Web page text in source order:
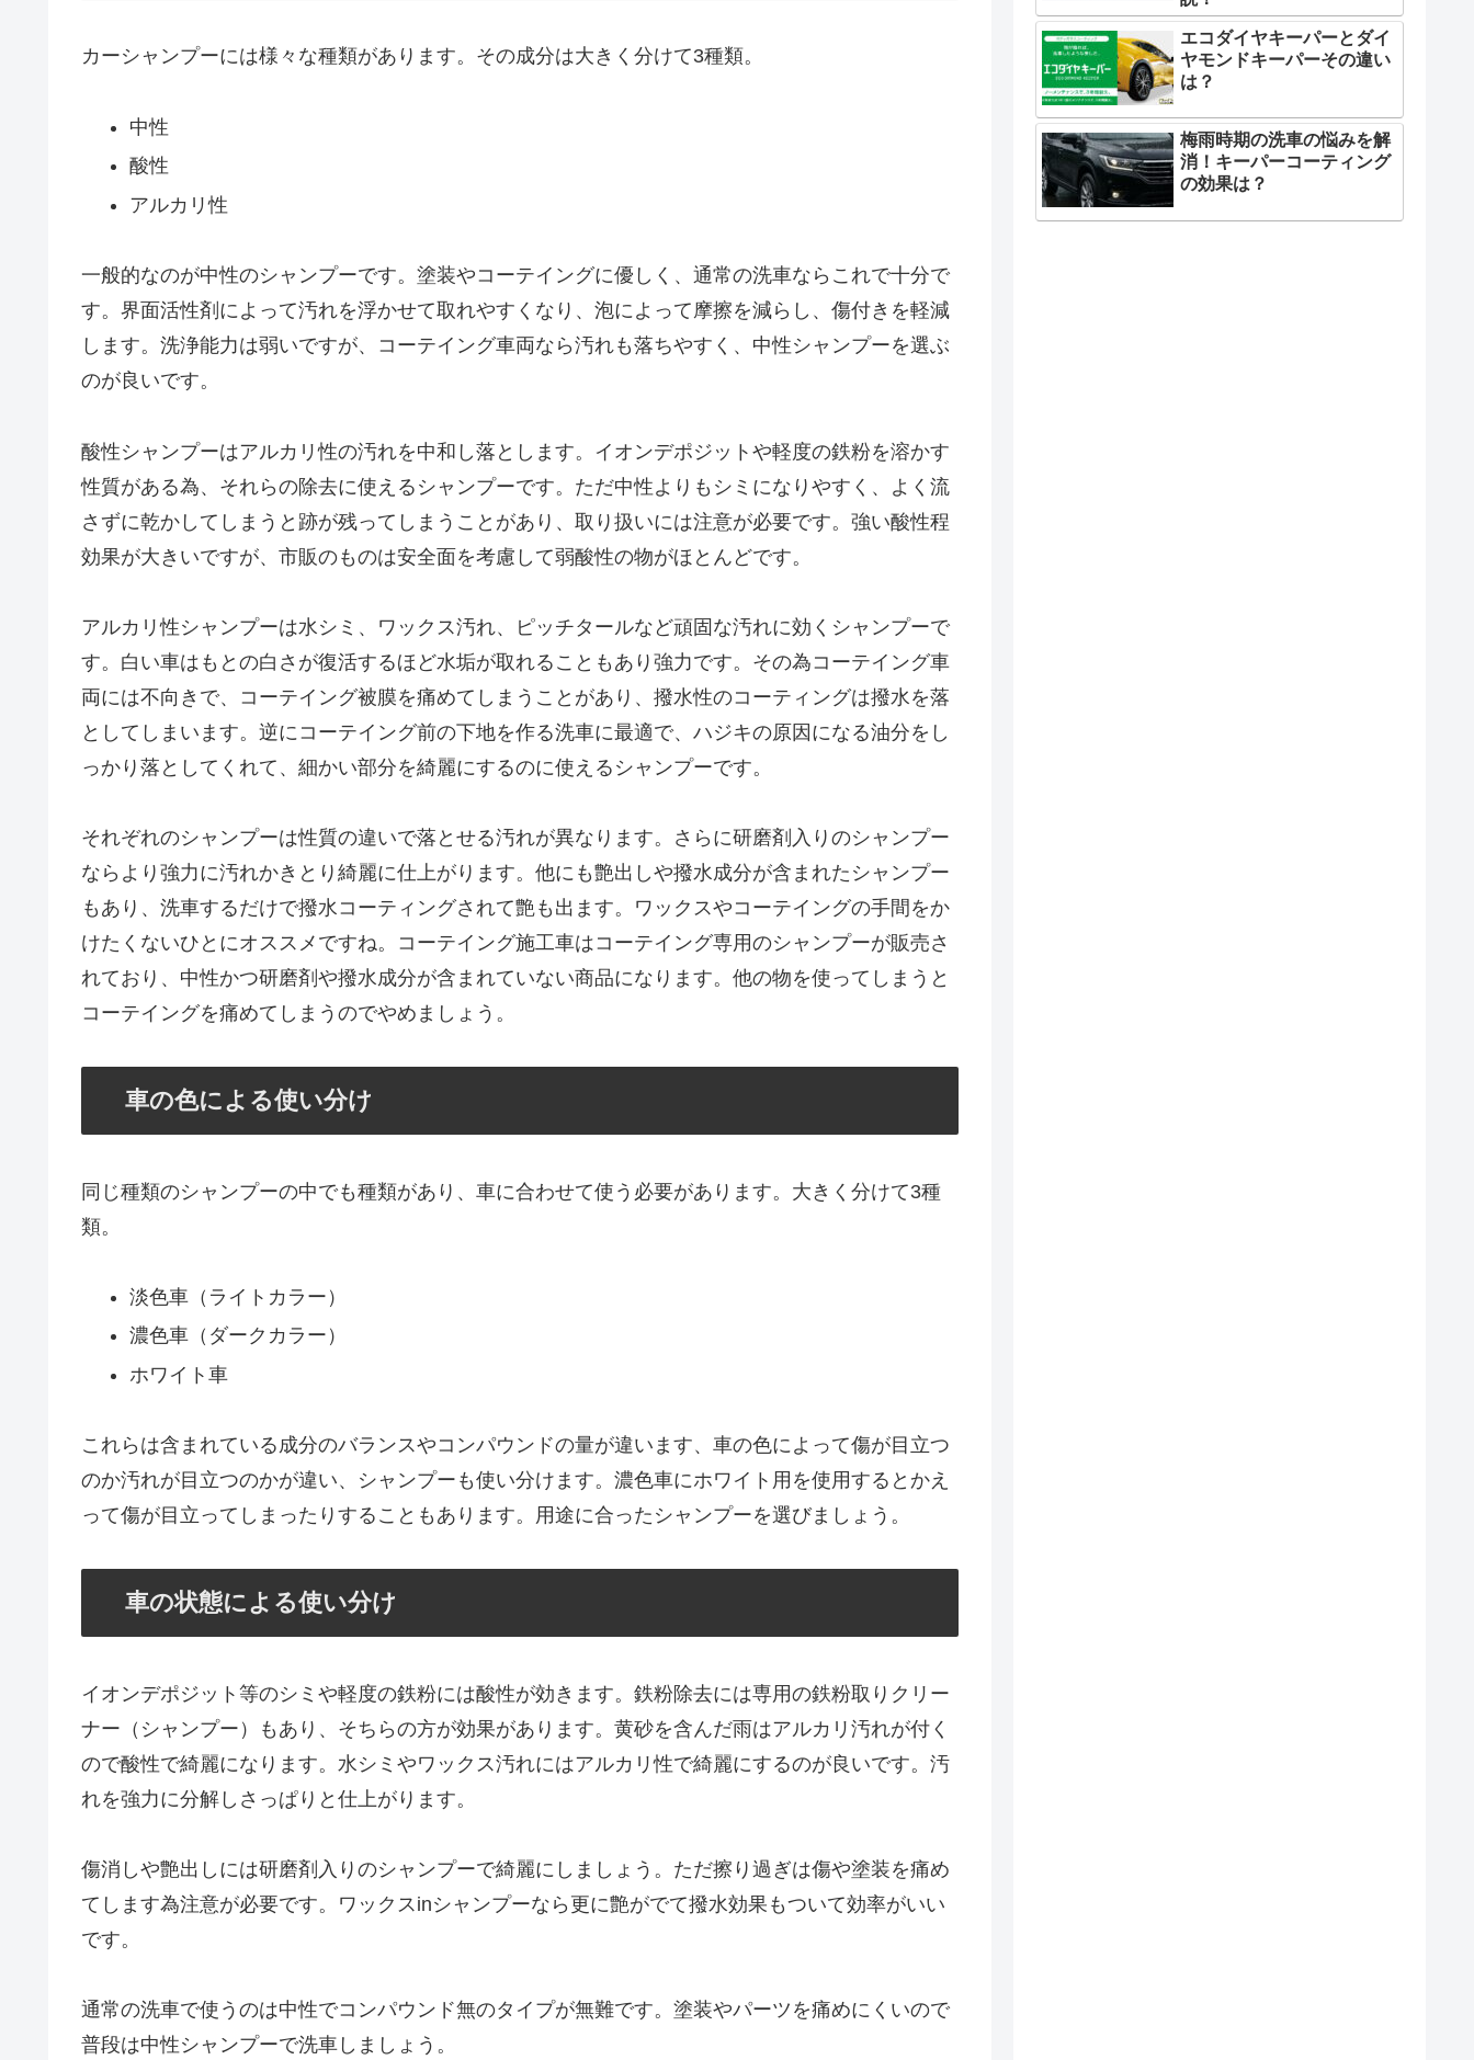
カーシャンプーには様々な種類があります。その成分は大きく分けて3種類。
中性
酸性
アルカリ性
一般的なのが中性のシャンプーです。塗装やコーテイングに優しく、通常の洗車ならこれで十分で
す。界面活性剤によって汚れを浮かせて取れやすくなり、泡によって摩擦を減らし、傷付きを軽減
します。洗浄能力は弱いですが、コーテイング車両なら汚れも落ちやすく、中性シャンプーを選ぶ
のが良いです。
酸性シャンプーはアルカリ性の汚れを中和し落とします。イオンデポジットや軽度の鉄粉を溶かす
性質がある為、それらの除去に使えるシャンプーです。ただ中性よりもシミになりやすく、よく流
さずに乾かしてしまうと跡が残ってしまうことがあり、取り扱いには注意が必要です。強い酸性程
効果が大きいですが、市販のものは安全面を考慮して弱酸性の物がほとんどです。
アルカリ性シャンプーは水シミ、ワックス汚れ、ピッチタールなど頑固な汚れに効くシャンプーで
す。白い車はもとの白さが復活するほど水垢が取れることもあり強力です。その為コーテイング車
両には不向きで、コーテイング被膜を痛めてしまうことがあり、撥水性のコーティングは撥水を落
としてしまいます。逆にコーテイング前の下地を作る洗車に最適で、ハジキの原因になる油分をし
っかり落としてくれて、細かい部分を綺麗にするのに使えるシャンプーです。
それぞれのシャンプーは性質の違いで落とせる汚れが異なります。さらに研磨剤入りのシャンプー
ならより強力に汚れかきとり綺麗に仕上がります。他にも艶出しや撥水成分が含まれたシャンプー
もあり、洗車するだけで撥水コーティングされて艶も出ます。ワックスやコーテイングの手間をか
けたくないひとにオススメですね。コーテイング施工車はコーテイング専用のシャンプーが販売さ
れており、中性かつ研磨剤や撥水成分が含まれていない商品になります。他の物を使ってしまうと
コーテイングを痛めてしまうのでやめましょう。
車の色による使い分け
同じ種類のシャンプーの中でも種類があり、車に合わせて使う必要があります。大きく分けて3種
類。
淡色車（ライトカラー）
濃色車（ダークカラー）
ホワイト車
これらは含まれている成分のバランスやコンパウンドの量が違います、車の色によって傷が目立つ
のか汚れが目立つのかが違い、シャンプーも使い分けます。濃色車にホワイト用を使用するとかえ
って傷が目立ってしまったりすることもあります。用途に合ったシャンプーを選びましょう。
車の状態による使い分け
イオンデポジット等のシミや軽度の鉄粉には酸性が効きます。鉄粉除去には専用の鉄粉取りクリー
ナー（シャンプー）もあり、そちらの方が効果があります。黄砂を含んだ雨はアルカリ汚れが付く
ので酸性で綺麗になります。水シミやワックス汚れにはアルカリ性で綺麗にするのが良いです。汚
れを強力に分解しさっぱりと仕上がります。
傷消しや艶出しには研磨剤入りのシャンプーで綺麗にしましょう。ただ擦り過ぎは傷や塗装を痛め
てします為注意が必要です。ワックスinシャンプーなら更に艶がでて撥水効果もついて効率がいい
です。
通常の洗車で使うのは中性でコンパウンド無のタイプが無難です。塗装やパーツを痛めにくいので
普段は中性シャンプーで洗車しましょう。
エコダイヤキーパーとダイ
ヤモンドキーパーその違い
は？
梅雨時期の洗車の悩みを解
消！キーパーコーティング
の効果は？